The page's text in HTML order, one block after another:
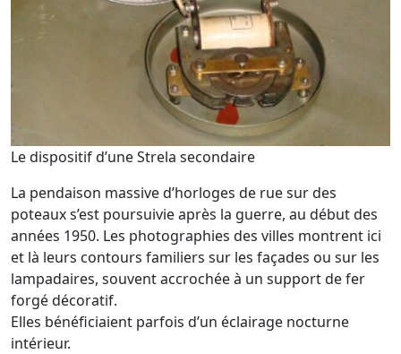
Le dispositif d’une Strela secondaire
La pendaison massive d’horloges de rue sur des
poteaux s’est poursuivie après la guerre, au début des
années 1950. Les photographies des villes montrent ici
et là leurs contours familiers sur les façades ou sur les
lampadaires, souvent accrochée à un support de fer
forgé décoratif.
Elles bénéficiaient parfois d’un éclairage nocturne
intérieur.